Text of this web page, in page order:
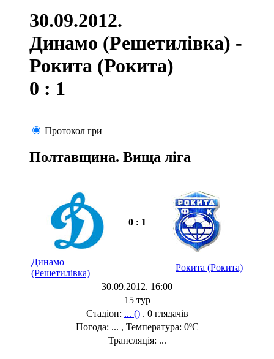
30.09.2012.
Динамо (Решетилівка) -
Рокита (Рокита)
0 : 1
Протокол гри
Полтавщина. Вища ліга
0 : 1
Динамо
(Решетилівка)
Рокита (Рокита)
30.09.2012. 16:00
15 тур
Стадіон: ... (). 0 глядачів
Погода: ... , Температура: 0ºC
Трансляція: ...